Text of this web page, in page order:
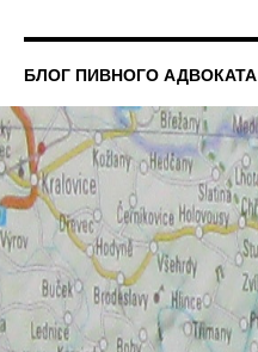
БЛОГ ПИВНОГО АДВОКАТА